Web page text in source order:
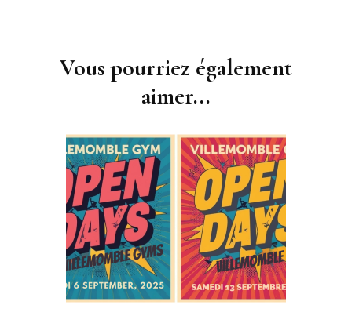
Vous pourriez également
aimer...